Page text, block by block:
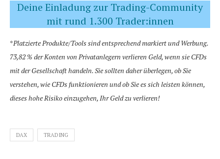
Deine Einladung zur Trading-Community
mit rund 1.300 Trader:innen
*Platzierte Produkte/Tools sind entsprechend markiert und Werbung.
73,82 % der Konten von Privatanlegern verlieren Geld, wenn sie CFDs
mit der Gesellschaft handeln. Sie sollten daher überlegen, ob Sie
verstehen, wie CFDs funktionieren und ob Sie es sich leisten können,
dieses hohe Risiko einzugehen, Ihr Geld zu verlieren!
DAX TRADING